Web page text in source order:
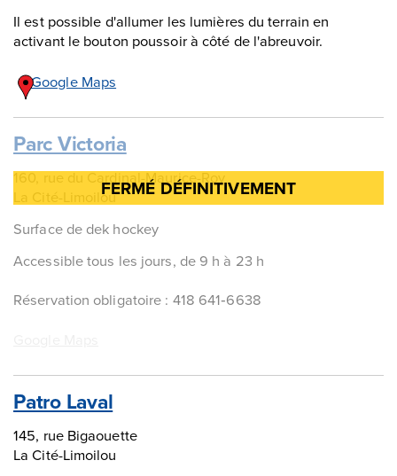
Il est possible d'allumer les lumières du terrain en
activant le bouton poussoir à côté de l'abreuvoir.
Google Maps
Parc Victoria
160, rue du Cardinal-Maurice-Roy
La Cité-Limoilou
Surface de dek hockey
Accessible tous les jours, de 9 h à 23 h
Réservation obligatoire : 418 641‑6638
Patro Laval
145, rue Bigaouette
La Cité-Limoilou